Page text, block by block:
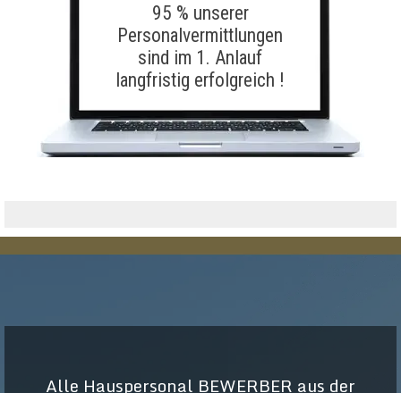
95 % unserer
Personalvermittlungen
sind im 1. Anlauf
langfristig erfolgreich !
Alle Hauspersonal BEWERBER aus der